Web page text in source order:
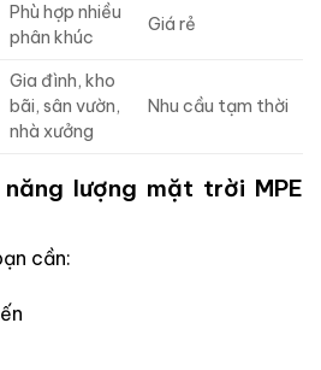
Phù hợp nhiều
phân khúc
Giá rẻ
Gia đình, kho
bãi, sân vườn,
nhà xưởng
Nhu cầu tạm thời
lượng mặt trời MPE
cần: